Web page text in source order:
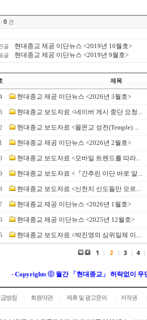
0 건
글 현대종교 제공 이단뉴스 <2019년 10월호>
글 현대종교 제공 이단뉴스 <2019년 9월호>
제목
현대종교 제공 이단뉴스 <2026년 3월호>
현대종교 보도자료 <네이버 게시 중단 요청...
현대종교 보도자료 <몰몬교 성전(Temple) ...
현대종교 제공 이단뉴스 <2026년 2월호>
현대종교 보도자료 <모바일 트렌드를 따라...
현대종교 보도자료 <『간추린 이단 바로 알...
현대종교 보도자료 <신천지 신도들만 모르...
현대종교 제공 이단뉴스 <2026년 1월호>
현대종교 제공 이단뉴스 <2025년 12월호>
현대종교 보도자료 <박진영의 삼위일체 이...
1 | 2 | 3 | 4 |
- Copyrights ⓒ 월간 「현대종교」 허락없이 무
방침 회원약관 제휴 및 광고문의 저작권